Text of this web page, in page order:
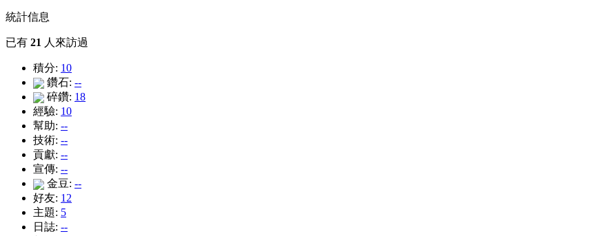
統計信息
已有 21 人來訪過
積分: 10
鑽石: --
碎鑽: 18
經驗: 10
幫助: --
技術: --
貢獻: --
宣傳: --
金豆: --
好友: 12
主題: 5
日誌: --